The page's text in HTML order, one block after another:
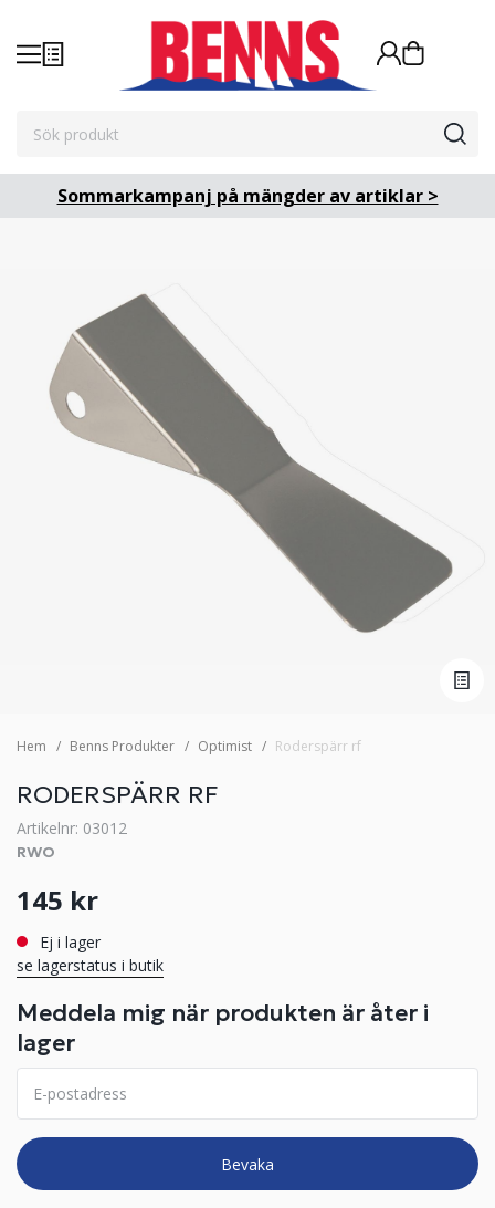
Sommarkampanj på mängder av artiklar >
Hem Benns Produkter Optimist Roderspärr rf
RODERSPÄRR RF
Artikelnr: 03012
RWO
145 kr
Ej i lager
se lagerstatus i butik
Meddela mig när produkten är åter i
lager
Bevaka